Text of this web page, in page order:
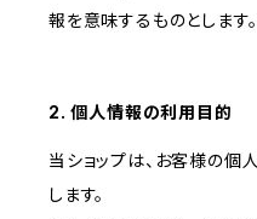
報を意味するものとします。
2. 個人情報の利用目的
当ショップは、お客様の個
します。